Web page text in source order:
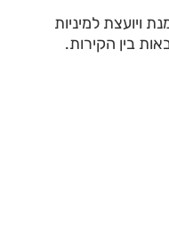
ויועצת למיניות
בין הקירות.